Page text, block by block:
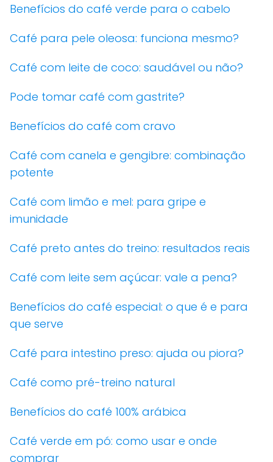
Benefícios do café verde para o cabelo
Café para pele oleosa: funciona mesmo?
Café com leite de coco: saudável ou não?
Pode tomar café com gastrite?
Benefícios do café com cravo
Café com canela e gengibre: combinação
potente
Café com limão e mel: para gripe e
imunidade
Café preto antes do treino: resultados reais
Café com leite sem açúcar: vale a pena?
Benefícios do café especial: o que é e para
que serve
Café para intestino preso: ajuda ou piora?
Café como pré-treino natural
Benefícios do café 100% arábica
Café verde em pó: como usar e onde
comprar